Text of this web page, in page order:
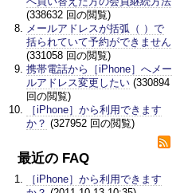
(338632 回の閲覧)
メールアドレスが括弧（ ）で
括られていて予約ができません
(331058 回の閲覧)
携帯電話から［iPhone］へメー
ルアドレス変更したい (330894
回の閲覧)
［iPhone］から利用できます
か？ (327952 回の閲覧)
最近の FAQ
［iPhone］から利用できます